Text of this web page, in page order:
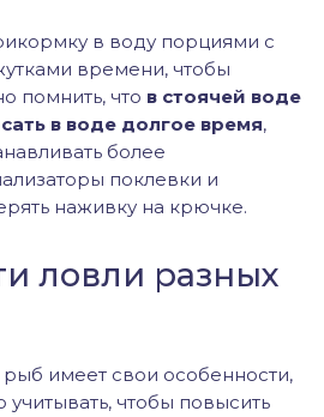
в воду порциями с
времени, чтобы
помнить, что в стоячей воде
в воде долгое время,
более
поклевки и
наживку на крючке.
ловли разных
имеет свои особенности,
чтобы повысить